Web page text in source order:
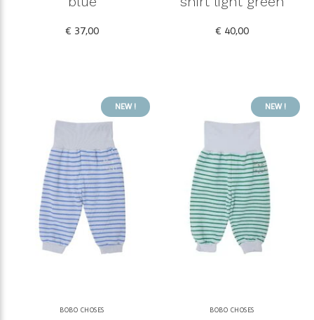
€ 37,00 € 40,00
NEW !
BOBO CHOSES
NEW !
BOBO CHOSES